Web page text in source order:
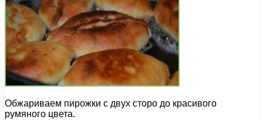
Обжариваем пирожки с двух сторо до красивого
румяного цвета.